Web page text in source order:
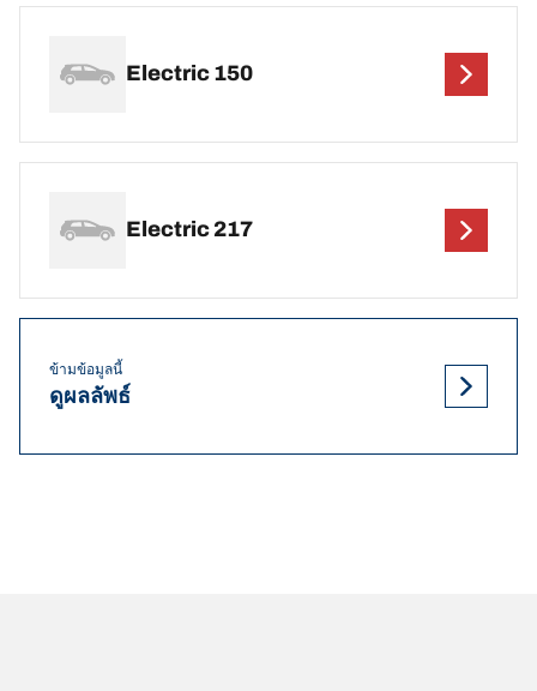
Electric 150
Electric 217
ข้ามข้อมูลนี้
ดูผลลัพธ์